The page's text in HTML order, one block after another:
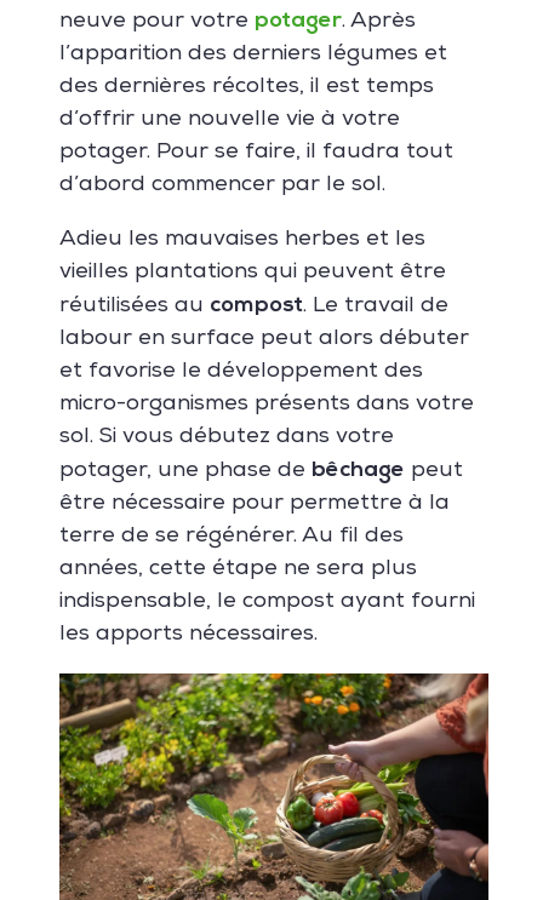
neuve pour votre potager. Après
l’apparition des derniers légumes et
des dernières récoltes, il est temps
d’offrir une nouvelle vie à votre
potager. Pour se faire, il faudra tout
d’abord commencer par le sol.
Adieu les mauvaises herbes et les
vieilles plantations qui peuvent être
réutilisées au compost. Le travail de
labour en surface peut alors débuter
et favorise le développement des
micro-organismes présents dans votre
sol. Si vous débutez dans votre
potager, une phase de bêchage peut
être nécessaire pour permettre à la
terre de se régénérer. Au fil des
années, cette étape ne sera plus
indispensable, le compost ayant fourni
les apports nécessaires.